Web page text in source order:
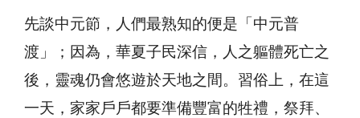
先談中元節，人們最熟知的便是「中元普
渡」；因為，華夏子民深信，人之軀體死亡之
後，靈魂仍會悠遊於天地之間。習俗上，在這
一天，家家戶戶都要準備豐富的牲禮，祭拜、